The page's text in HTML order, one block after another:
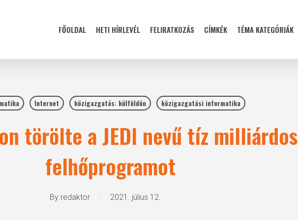
FŐOLDAL HETI HÍRLEVÉL FELIRATKOZÁS CÍMKÉK TÉMA KATEGÓRIÁK
Internet közigazgatás: külföldön közigazgatási informatika
törölte a JEDI nevű tíz milliárdos
felhőprogramot
By redaktor 2021. július 12.